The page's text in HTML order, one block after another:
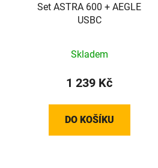
Set ASTRA 600 + AEGLE
USBC
Skladem
1 239 Kč
DO KOŠÍKU